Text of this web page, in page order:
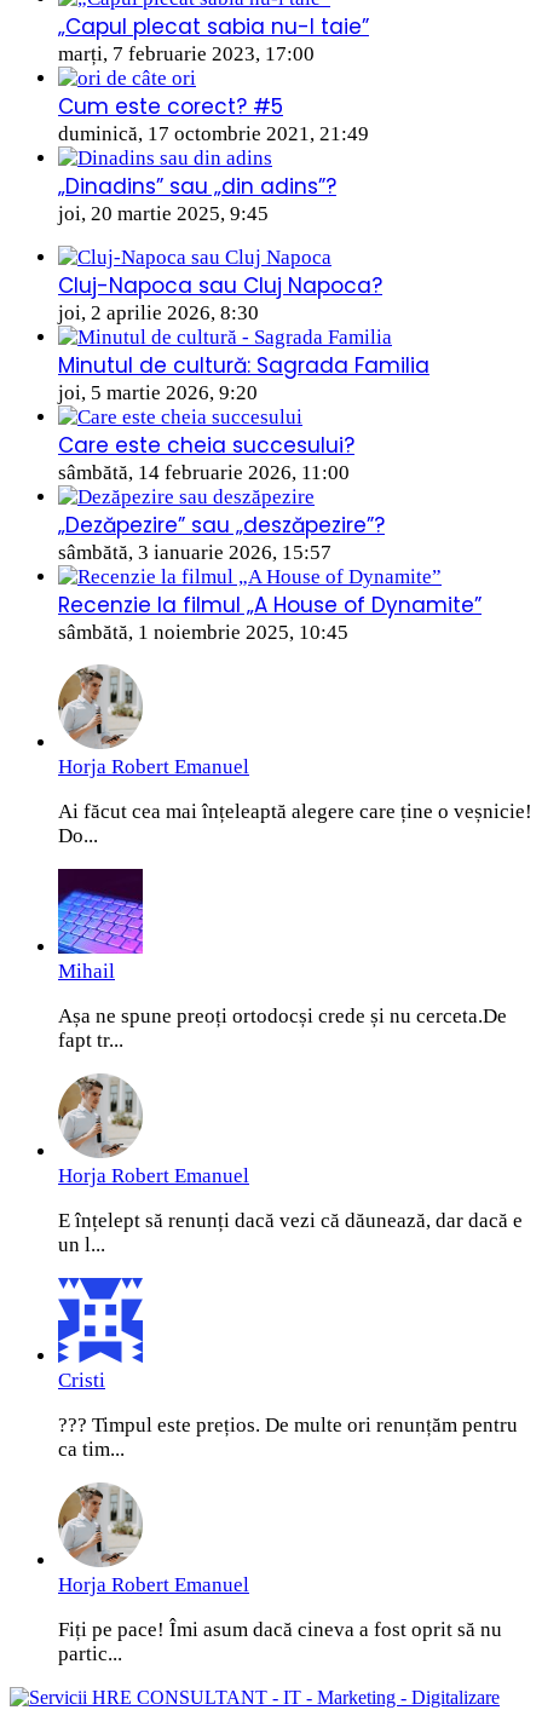
„Capul plecat sabia nu-l taie”
marți, 7 februarie 2023, 17:00
Cum este corect? #5
duminică, 17 octombrie 2021, 21:49
„Dinadins” sau „din adins”?
joi, 20 martie 2025, 9:45
Cluj-Napoca sau Cluj Napoca?
joi, 2 aprilie 2026, 8:30
Minutul de cultură: Sagrada Familia
joi, 5 martie 2026, 9:20
Care este cheia succesului?
sâmbătă, 14 februarie 2026, 11:00
„Dezăpezire” sau „deszăpezire”?
sâmbătă, 3 ianuarie 2026, 15:57
Recenzie la filmul „A House of Dynamite”
sâmbătă, 1 noiembrie 2025, 10:45
Horja Robert Emanuel
Ai făcut cea mai înțeleaptă alegere care ține o veșnicie!
Do...
Mihail
Așa ne spune preoți ortodocși crede și nu cerceta.De
fapt tr...
Horja Robert Emanuel
E înțelept să renunți dacă vezi că dăunează, dar dacă e
un l...
Cristi
??? Timpul este prețios. De multe ori renunțăm pentru
ca tim...
Horja Robert Emanuel
Fiți pe pace! Îmi asum dacă cineva a fost oprit să nu
partic...